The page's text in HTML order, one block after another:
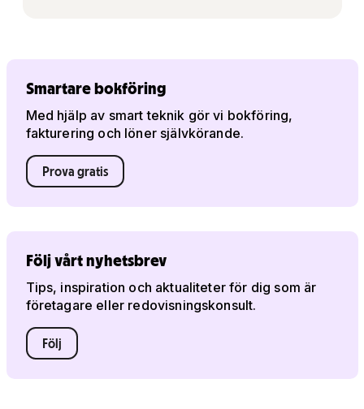
Smartare bokföring
Med hjälp av smart teknik gör vi bokföring,
fakturering och löner självkörande.
Prova gratis
Följ vårt nyhetsbrev
Tips, inspiration och aktualiteter för dig som är
företagare eller redovisningskonsult.
Följ